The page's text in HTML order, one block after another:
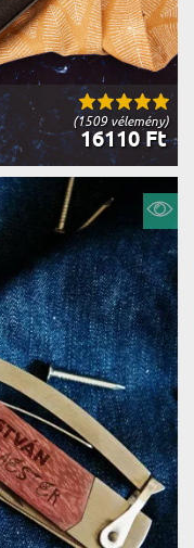
(1509 vélemény)
16110 Ft